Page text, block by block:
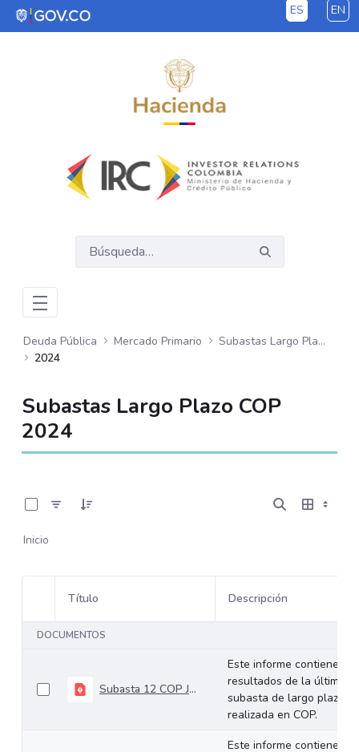
Saltar al contenido principal ES EN
Deuda Pública Mercado Primario
Subastas Largo Plazo - COP
2024
Subastas Largo Plazo COP
2024
Inicio
Selección del elemento
Título Descripción
DOCUMENTOS
Subasta 12 COP Julio 10 de 2024
Este informe contiene los
resultados de la última
subasta de largo plazo
realizada en COP.
Este informe contiene los